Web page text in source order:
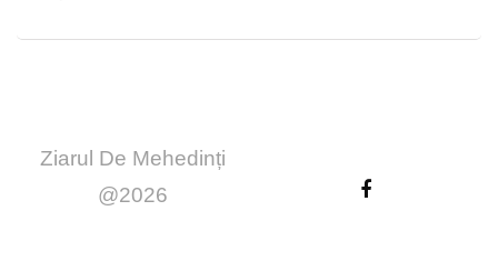
Ziarul De Mehedinți
@2026